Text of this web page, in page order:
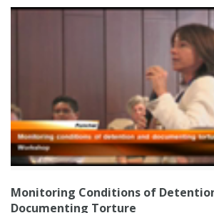
Monitoring Conditions of
Documenting Torture